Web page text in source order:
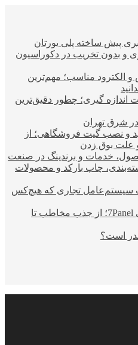
پیش ساخته پلی یورتان
و بدون تخریب در دکوراسیون
الکترود مناسب؛ مهم‌ترین
اندازه گیری؛ چطور دقیق‌ترین
شرق تهران
و نصب گیت فروشگاهی؛ از
علت بوق زدن
خدمات و برندینگ در صنعت
چاپ بارکد و محصولات
سیستم‌عامل تجاری که هیچ‌کس
خدمات شبکه‌های اجتماعی 7Panel؛ از جذب مخاطب تا
است؟